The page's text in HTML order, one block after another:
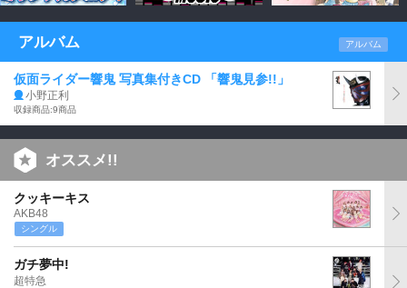
アルバム アルバム
仮面ライダー響鬼 写真集付きCD 「響鬼見参!!」
小野正利
収録商品:9商品
オススメ!!
クッキーキス
AKB48
シングル
ガチ夢中!
超特急